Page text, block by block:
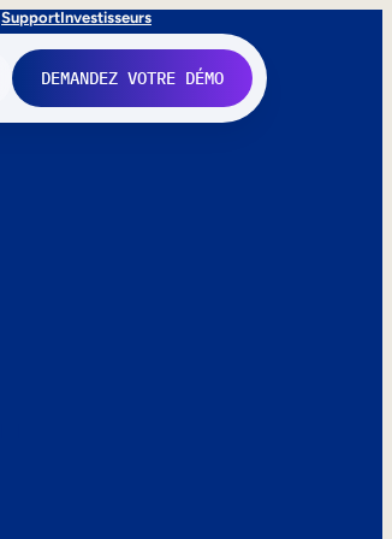
SupportInvestisseurs
DEMANDEZ VOTRE DÉMO